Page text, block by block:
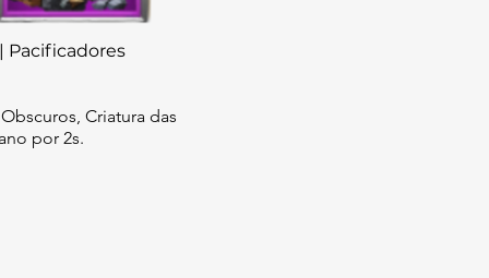
Pacificadores
Criatura das
por 2s.